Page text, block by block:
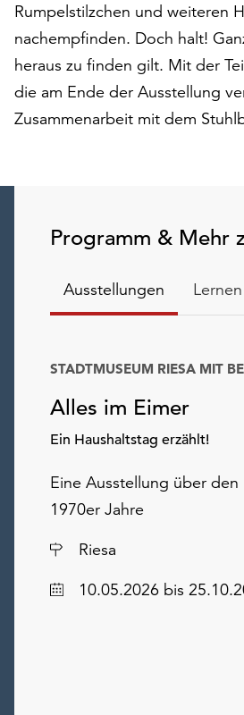
Rumpelstilzchen und weiteren
nachempfinden. Doch halt!
heraus zu finden gilt. Mit der
die am Ende der Ausstellung
Zusammenarbeit mit dem
Programm & Mehr
Ausstellungen
Alles im Eimer
Ein Haushaltstag erzählt!
STADTMUSEUM RIESA MIT
Eine Ausstellung über
1970er Jahre
Ort
Riesa
Datum10.05.2026 bis